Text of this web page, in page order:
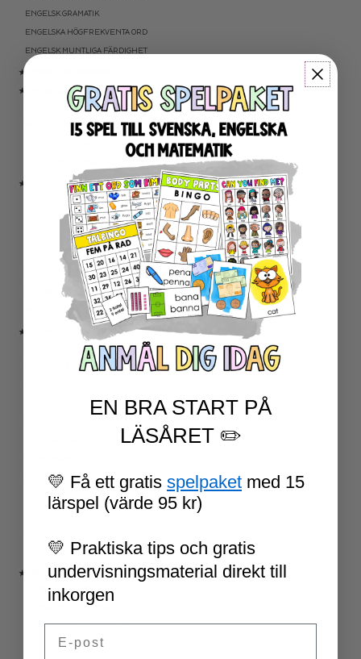
ENGELSK GRAMATIK
ENGELSKA HÖGFREKVENTA ORD
ENGELSK MUNTLIGA FÄRDIGHET
★ UTOMHUSPEDAGOGIK
★ ANDRA ÄMNEN
SOCIALA FÄRDIGHETER
SAMHÄLLSKUNSKAP
★ SERIER
ESCAPE ROOMS
UPPGIFTSKORT SVENSKA
NIVÅINDELADE LÄSTEXTER
LÄSKORT FAKTA
VI SKRIVER
SPRÅKSPIRALEN
MATTESPIRALEN
★ SÄSONG OCH HÖGTIDER
OLYMPISKA SPELEN
SKOLSTART
FN-DAGEN
★ LÄRARVERKTYG
KLASSRUMSDEKORATION
KLASSRUMSLEDARSKAP
KLASSRUMSORGANISATION
LÄRARKALENDER
EN BRA START PÅ
LÄSÅRET ✏️
💛 Få ett gratis spelpaket med 15
lärspel (värde 95 kr)
💛 Praktiska tips och gratis
undervisningsmaterial direkt till
inkorgen